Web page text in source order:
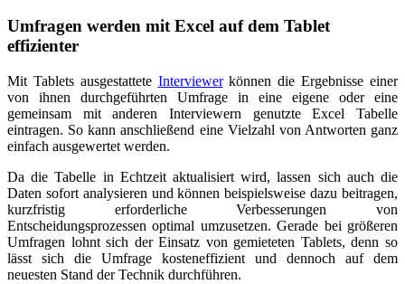
Umfragen werden mit Excel auf dem Tablet
effizienter
Mit Tablets ausgestattete Interviewerkönnen die Ergebnisse einer
von ihnen durchgeführten Umfrage in eine eigene oder eine
gemeinsam mit anderen Interviewern genutzte Excel Tabelle
eintragen. So kann anschließend eine Vielzahl von Antworten ganz
einfach ausgewertet werden.
Da die Tabelle in Echtzeit aktualisiert wird, lassen sich auch die
Daten sofort analysieren und können beispielsweise dazu beitragen,
kurzfristig erforderliche Verbesserungen von
Entscheidungsprozessen optimal umzusetzen. Gerade bei größeren
Umfragen lohnt sich der Einsatz von gemieteten Tablets, denn so
lässt sich die Umfrage kosteneffizient und dennoch auf dem
neuesten Stand der Technik durchführen.